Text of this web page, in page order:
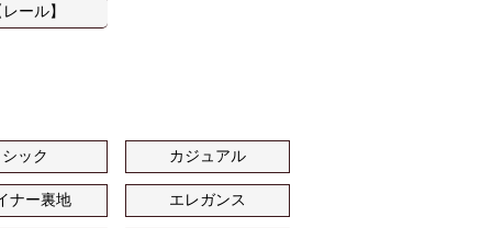
ール】
シック カジュアル
ナー裏地 エレガンス